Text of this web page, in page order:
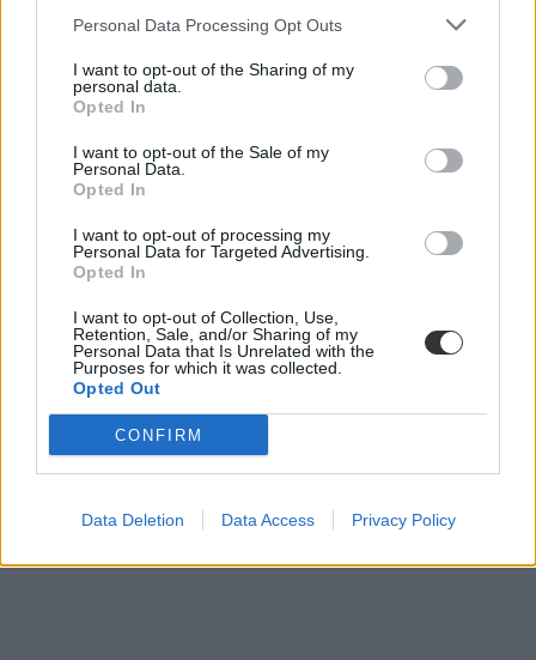
Personal Data Processing Opt Outs
I want to opt-out of the Sharing of my
personal data.
Opted In
I want to opt-out of the Sale of my
Personal Data.
Opted In
I want to opt-out of processing my
Personal Data for Targeted Advertising.
Opted In
I want to opt-out of Collection, Use,
Retention, Sale, and/or Sharing of my
Personal Data that Is Unrelated with the
Purposes for which it was collected.
Opted Out
CONFIRM
Data Deletion Data Access Privacy Policy
influenza
influenzajárvány
Házi Gyermekorvosok Egyesülete